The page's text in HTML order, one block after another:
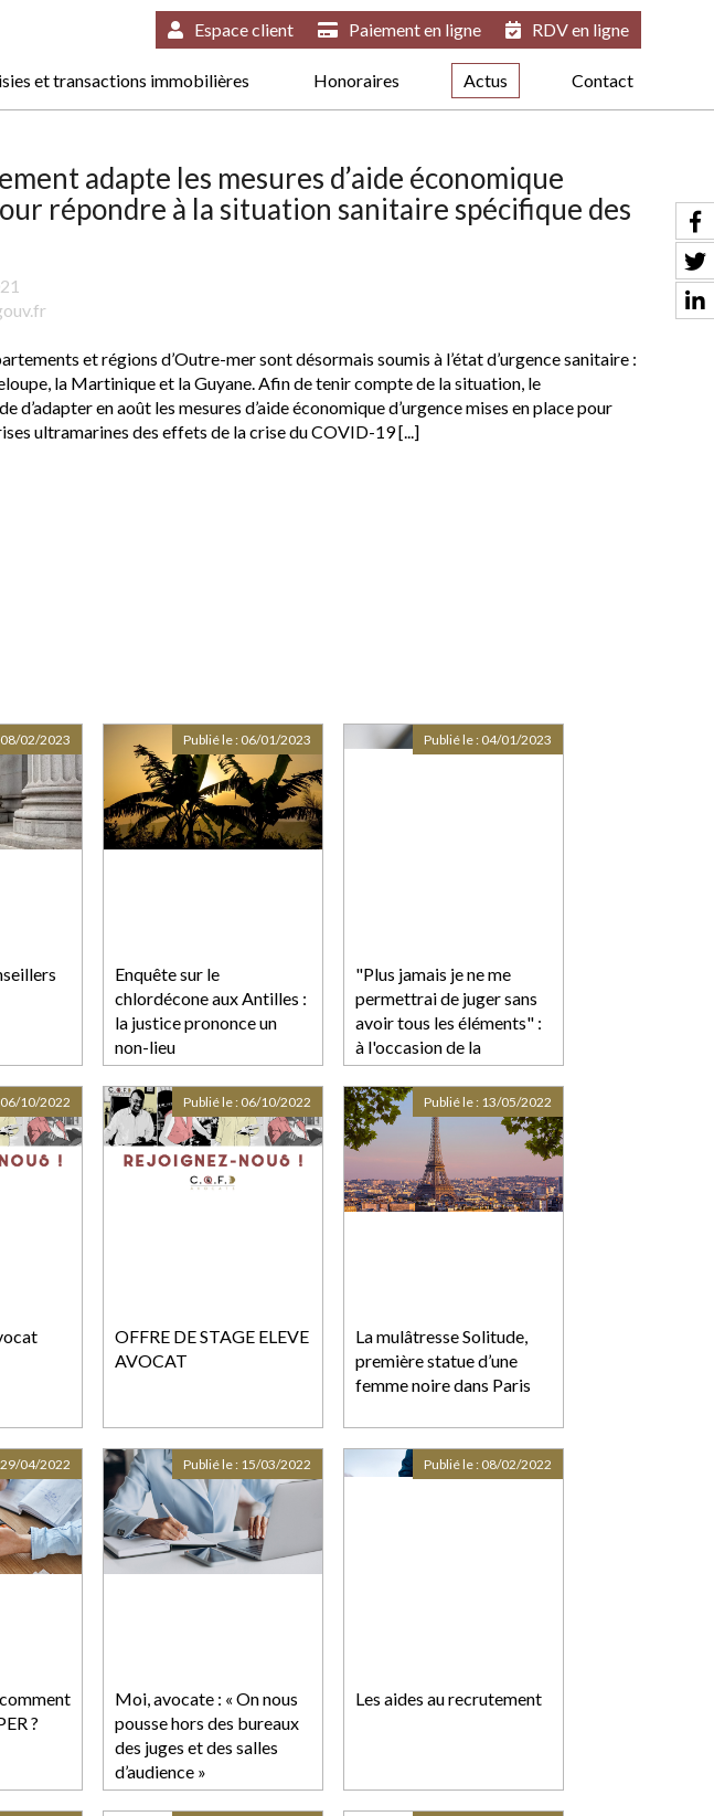
et transactions immobilières Honoraires Actus Contact
Espace client Paiement en ligne RDV en ligne
adapte les mesures d’aide économique
répondre à la situation sanitaire spécifique des
et régions d’Outre-mer sont désormais soumis à l’état d’urgence sanitaire :
la Martinique et la Guyane. Afin de tenir compte de la situation, le
d’adapter en août les mesures d’aide économique d’urgence mises en place pour
ultramarines des effets de la crise du COVID-19 [...]
08/02/2023
Enquête sur le
chlordécone aux Antilles :
la justice prononce un
non-lieu
Publié le : 06/01/2023
"Plus jamais je ne me
permettrai de juger sans
avoir tous les éléments" :
à l'occasion de la
généralisation des cours
criminelles, des jurés
d'assises racontent leur
expérience
Publié le : 04/01/2023
06/10/2022
OFFRE DE STAGE ELEVE
AVOCAT
Publié le : 06/10/2022
La mulâtresse Solitude,
première statue d’une
femme noire dans Paris
Publié le : 13/05/2022
?
29/04/2022
Moi, avocate : « On nous
pousse hors des bureaux
des juges et des salles
d’audience »
Publié le : 15/03/2022
Les aides au recrutement
Publié le : 08/02/2022